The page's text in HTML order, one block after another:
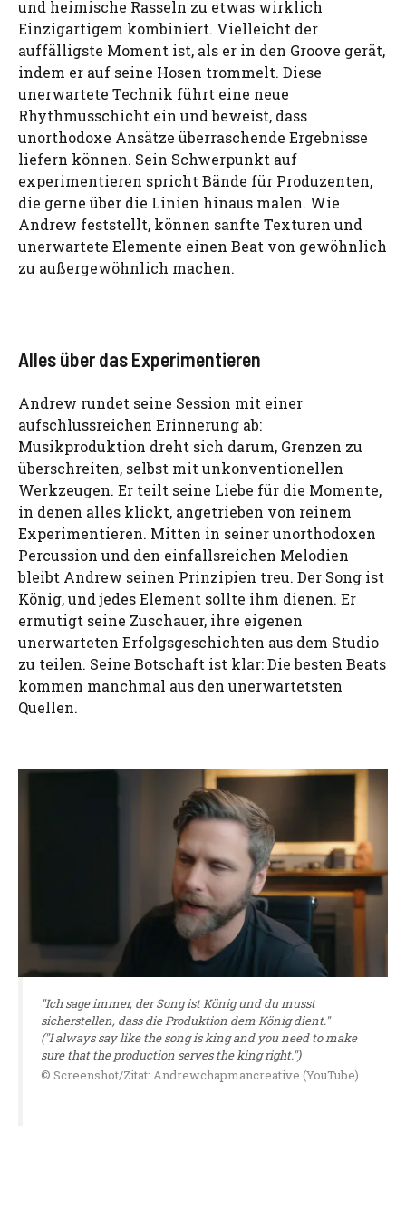
und heimische Rasseln zu etwas wirklich
Einzigartigem kombiniert. Vielleicht der
auffälligste Moment ist, als er in den Groove gerät,
indem er auf seine Hosen trommelt. Diese
unerwartete Technik führt eine neue
Rhythmusschicht ein und beweist, dass
unorthodoxe Ansätze überraschende Ergebnisse
liefern können. Sein Schwerpunkt auf
experimentieren spricht Bände für Produzenten,
die gerne über die Linien hinaus malen. Wie
Andrew feststellt, können sanfte Texturen und
unerwartete Elemente einen Beat von gewöhnlich
zu außergewöhnlich machen.
Alles über das Experimentieren
Andrew rundet seine Session mit einer
aufschlussreichen Erinnerung ab:
Musikproduktion dreht sich darum, Grenzen zu
überschreiten, selbst mit unkonventionellen
Werkzeugen. Er teilt seine Liebe für die Momente,
in denen alles klickt, angetrieben von reinem
Experimentieren. Mitten in seiner unorthodoxen
Percussion und den einfallsreichen Melodien
bleibt Andrew seinen Prinzipien treu. Der Song ist
König, und jedes Element sollte ihm dienen. Er
ermutigt seine Zuschauer, ihre eigenen
unerwarteten Erfolgsgeschichten aus dem Studio
zu teilen. Seine Botschaft ist klar: Die besten Beats
kommen manchmal aus den unerwartetsten
Quellen.
"Ich sage immer, der Song ist König und du musst
sicherstellen, dass die Produktion dem König dient."
("I always say like the song is king and you need to make
sure that the production serves the king right.")
© Screenshot/Zitat: Andrewchapmancreative (YouTube)